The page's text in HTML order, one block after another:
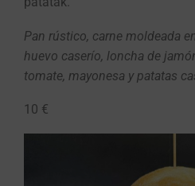
Pan rústico, carne moldeada
huevo caserío, loncha de
tomate, mayonesa y patatas
10 €